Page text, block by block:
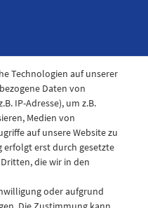
Technologien auf unserer
Daten von
IP-Adresse), um z.B.
Medien von
auf unsere Website zu
erfolgt erst durch gesetzte
die wir in den
oder aufgrund